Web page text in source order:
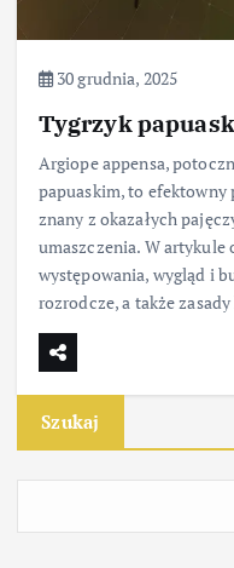
30 grudnia, 2025
Tygrzyk
Argiope appensa,
papuaskim, to
znany z okazałych
umaszczenia. W artykule
występowania, wygląd i
rozrodcze, a także
Szukaj